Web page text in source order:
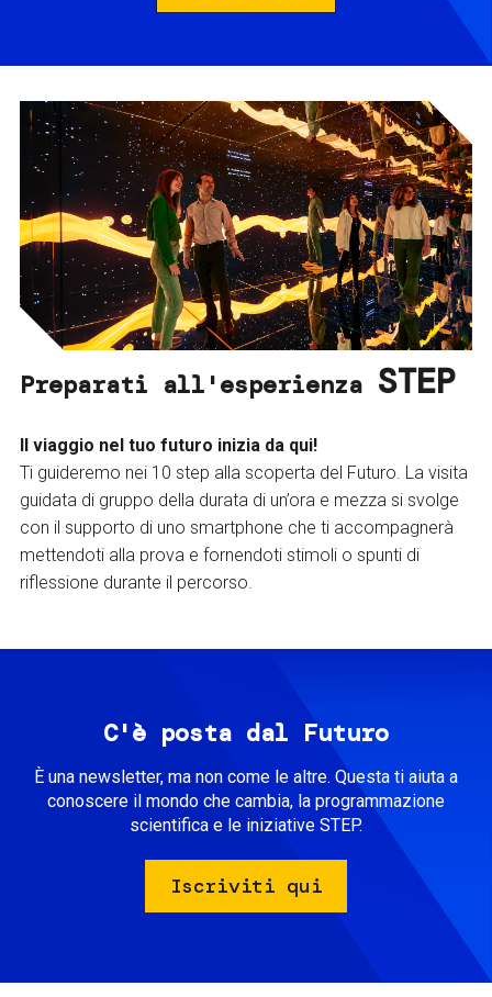
Preparati all'esperienza STEP
Il viaggio nel tuo futuro inizia da qui!
Ti guideremo nei 10 step alla scoperta del Futuro. La visita
guidata di gruppo della durata di un’ora e mezza si svolge
con il supporto di uno smartphone che ti accompagnerà
mettendoti alla prova e fornendoti stimoli o spunti di
riflessione durante il percorso.
C'è posta dal Futuro
È una newsletter, ma non come le altre. Questa ti aiuta a
conoscere il mondo che cambia, la programmazione
scientifica e le iniziative STEP.
Iscriviti qui